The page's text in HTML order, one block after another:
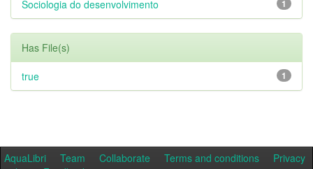
1
Sociologia do desenvolvimento
Has File(s)
1
true
AquaLibri Team Collaborate Terms and conditions
Privacy